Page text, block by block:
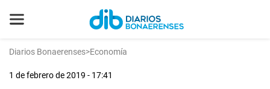
Diarios Bonaerenses>Economía
1 de febrero de 2019 - 17:41